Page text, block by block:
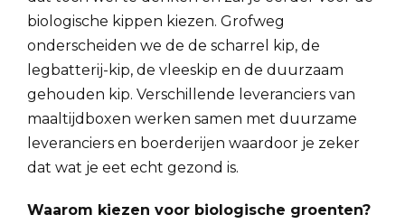
biologische kippen kiezen. Grofweg
onderscheiden we de de scharrel kip, de
legbatterij-kip, de vleeskip en de duurzaam
gehouden kip. Verschillende leveranciers van
maaltijdboxen werken samen met duurzame
leveranciers en boerderijen waardoor je zeker
dat wat je eet echt gezond is.
Waarom kiezen voor biologische groenten?